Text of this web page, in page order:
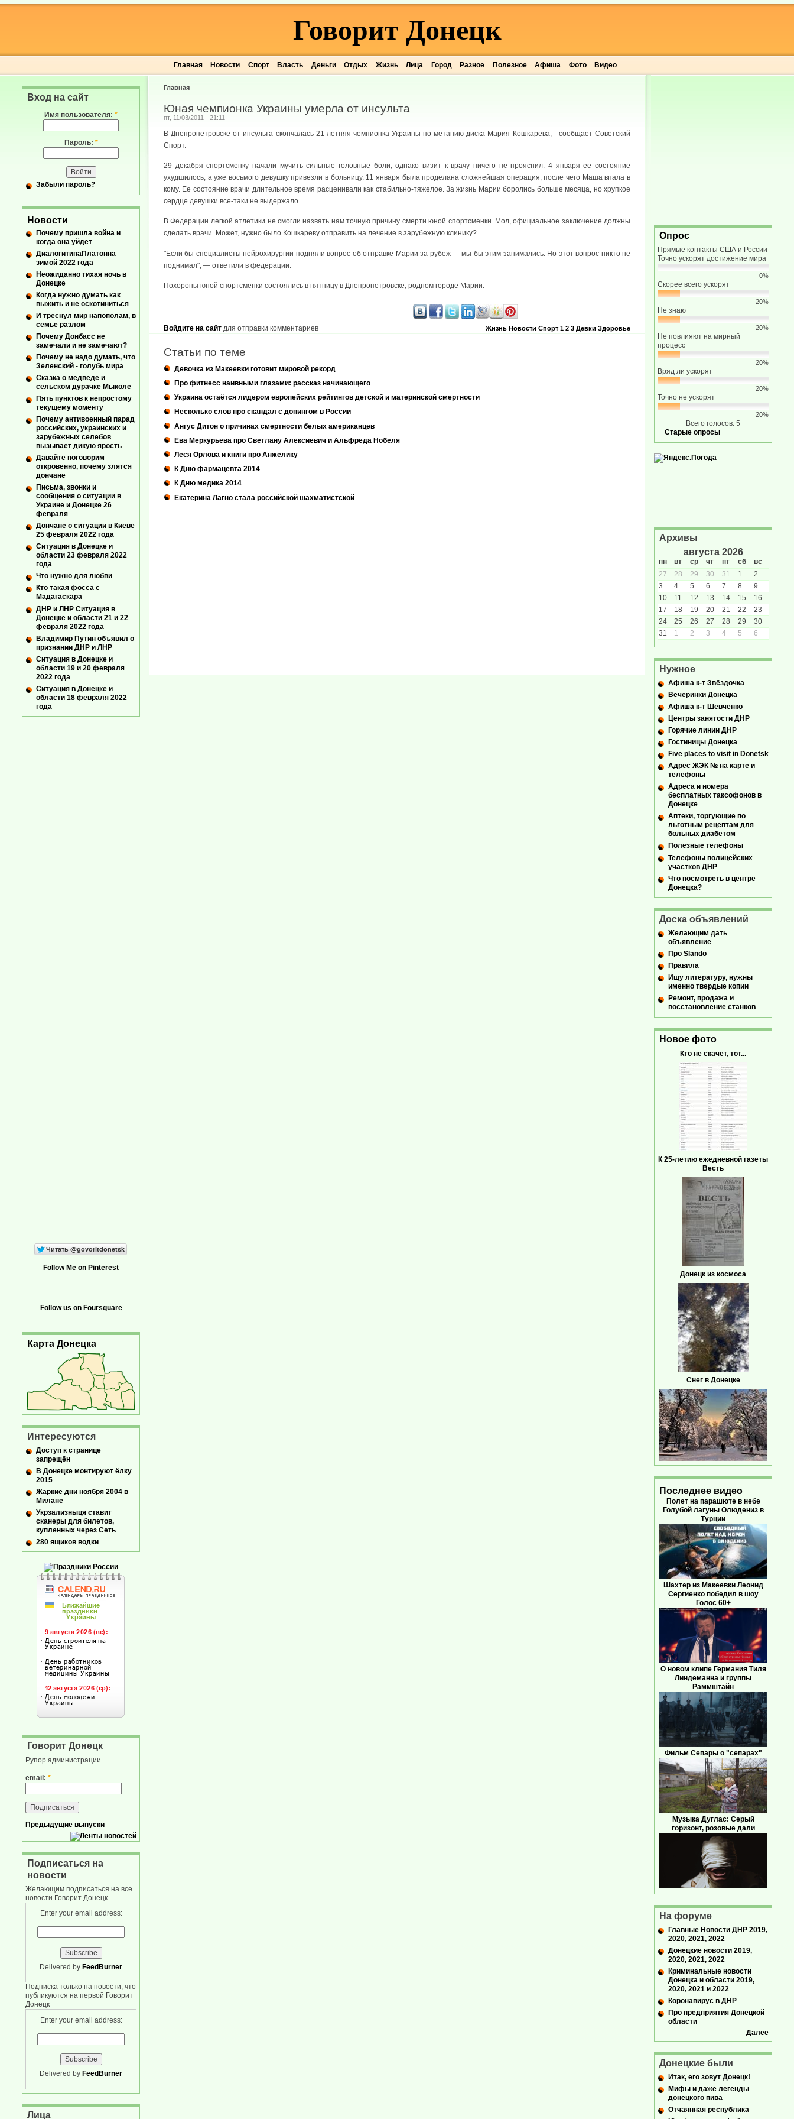
Главная Новости Спорт Власть Деньги Отдых Жизнь Лица Город Разное Полезное Афиша Фото Видео
Говорит Донецк
Главная
Юная чемпионка Украины умерла от инсульта
пт, 11/03/2011 - 21:11
В Днепропетровске от инсульта скончалась 21-летняя чемпионка Украины по метанию диска Мария Кошкарева, - сообщает Советский
Спорт.
29 декабря спортсменку начали мучить сильные головные боли, однако визит к врачу ничего не прояснил. 4 января ее состояние
ухудшилось, а уже восьмого девушку привезли в больницу. 11 января была проделана сложнейшая операция, после чего Маша впала в
кому. Ее состояние врачи длительное время расценивали как стабильно-тяжелое. За жизнь Марии боролись больше месяца, но хрупкое
сердце девушки все-таки не выдержало.
В Федерации легкой атлетики не смогли назвать нам точную причину смерти юной спортсменки. Мол, официальное заключение должны
сделать врачи. Может, нужно было Кошкареву отправить на лечение в зарубежную клинику?
"Если бы специалисты нейрохирургии подняли вопрос об отправке Марии за рубеж — мы бы этим занимались. Но этот вопрос никто не
поднимал", — ответили в федерации.
Похороны юной спортсменки состоялись в пятницу в Днепропетровске, родном городе Марии.
Жизнь Новости Спорт 1 2 3 Девки Здоровье
Войдите на сайт для отправки комментариев
Статьи по теме
Девочка из Макеевки готовит мировой рекорд
Про фитнесс наивными глазами: рассказ начинающего
Украина остаётся лидером европейских рейтингов детской и материнской смертности
Несколько слов про скандал с допингом в России
Ангус Дитон о причинах смертности белых американцев
Ева Меркурьева про Светлану Алексиевич и Альфреда Нобеля
Леся Орлова и книги про Анжелику
К Дню фармацевта 2014
К Дню медика 2014
Екатерина Лагно стала российской шахматистской
Вход на сайт
Имя пользователя: *
Пароль: *
Забыли пароль?
Новости
Почему пришла война и
когда она уйдет
ДиалогитипаПлатонна
зимой 2022 года
Неожиданно тихая ночь в
Донецке
Когда нужно думать как
выжить и не оскотиниться
И треснул мир напополам, в
семье разлом
Почему Донбасс не
замечали и не замечают?
Почему не надо думать, что
Зеленский - голубь мира
Сказка о медведе и
сельском дурачке Мыколе
Пять пунктов к непростому
текущему моменту
Почему антивоенный парад
российских, украинских и
зарубежных селебов
вызывает дикую ярость
Давайте поговорим
откровенно, почему злятся
дончане
Письма, звонки и
сообщения о ситуации в
Украине и Донецке 26
февраля
Дончане о ситуации в Киеве
25 февраля 2022 года
Ситуация в Донецке и
области 23 февраля 2022
года
Что нужно для любви
Кто такая фосса с
Мадагаскара
ДНР и ЛНР Ситуация в
Донецке и области 21 и 22
февраля 2022 года
Владимир Путин объявил о
признании ДНР и ЛНР
Ситуация в Донецке и
области 19 и 20 февраля
2022 года
Ситуация в Донецке и
области 18 февраля 2022
года
Follow Me on Pinterest
Follow us on Foursquare
Карта Донецка
Интересуются
Доступ к странице
запрещён
В Донецке монтируют ёлку
2015
Жаркие дни ноября 2004 в
Милане
Укрзализныця ставит
сканеры для билетов,
купленных через Сеть
280 ящиков водки
Говорит Донецк
Рупор администрации
email: *
Предыдущие выпуски
Подписаться на
новости
Желающим подписаться на все
новости Говорит Донецк
Enter your email address:
Delivered by FeedBurner
Подписка только на новости, что
публикуются на первой Говорит
Донецк
Enter your email address:
Delivered by FeedBurner
Лица
Опрос
Прямые контакты США и России
Точно ускорят достижение мира
0%
Скорее всего ускорят
20%
Не знаю
20%
Не повлияют на мирный
процесс
20%
Вряд ли ускорят
20%
Точно не ускорят
20%
Всего голосов: 5
Старые опросы
Архивы
августа 2026
пн вт ср чт пт сб
вс
27
28 29 30 31 1
2
3
4 5 6 7 8
9
10
11 12 13 14 15
16
17
18 19 20 21 22
23
24
25 26 27 28 29
30
31
1 2 3 4 5 6
Нужное
Афиша к-т Звёздочка
Вечеринки Донецка
Афиша к-т Шевченко
Центры занятости ДНР
Горячие линии ДНР
Гостиницы Донецка
Five places to visit in Donetsk
Адрес ЖЭК № на карте и
телефоны
Адреса и номера
бесплатных таксофонов в
Донецке
Аптеки, торгующие по
льготным рецептам для
больных диабетом
Полезные телефоны
Телефоны полицейских
участков ДНР
Что посмотреть в центре
Донецка?
Доска объявлений
Желающим дать
объявление
Про Slando
Правила
Ищу литературу, нужны
именно твердые копии
Ремонт, продажа и
восстановление станков
Новое фото
Кто не скачет, тот...
К 25-летию ежедневной газеты
Весть
Донецк из космоса
Снег в Донецке
Последнее видео
Полет на парашюте в небе
Голубой лагуны Олюдениз в
Турции
Шахтер из Макеевки Леонид
Сергиенко победил в шоу
Голос 60+
О новом клипе Германия Тиля
Линдеманна и группы
Раммштайн
Фильм Сепары о "сепарах"
Музыка Дуглас: Серый
горизонт, розовые дали
На форуме
Главные Новости ДНР 2019,
2020, 2021, 2022
Донецкие новости 2019,
2020, 2021, 2022
Криминальные новости
Донецка и области 2019,
2020, 2021 и 2022
Коронавирус в ДНР
Про предприятия Донецкой
области
Далее
Донецкие были
Итак, его зовут Донецк!
Мифы и даже легенды
донецкого пива
Отчаянная республика